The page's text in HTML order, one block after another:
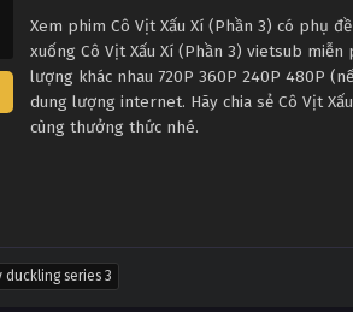
Xem phim Cô Vịt Xấu Xí (Phần 3) có phụ
xuống Cô Vịt Xấu Xí (Phần 3) vietsub
lượng khác nhau 720P 360P 240P 480P
dung lượng internet. Hãy chia sẻ Cô Vịt
cùng thưởng thức nhé.
duckling series 3